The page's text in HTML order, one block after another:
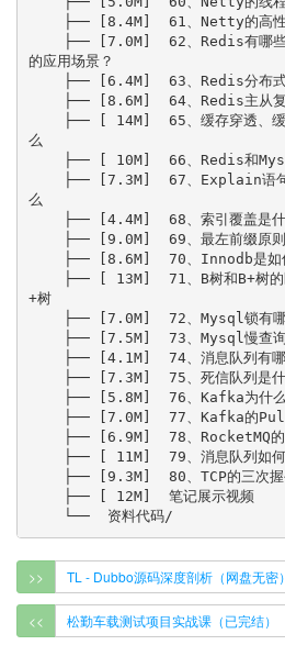
>> TL - Dubbo源码深度剖析（网盘无密）
<< 松勤车载测试项目实战课（已完结）